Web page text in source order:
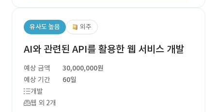
유사도 높음 외주
AI와 관련된 API를 활용한 웹 서비스 개발
예상 금액
30,000,000원
예상 기간
60일
개발
웹 외 2개